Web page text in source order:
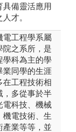
具備靈活應用
才。
電工程學系屬
院之系所，是
學科為主的學
業同學的生涯
在工程技術相
，多從事於半
電科技、機械
機電技術、生
產業等等，並